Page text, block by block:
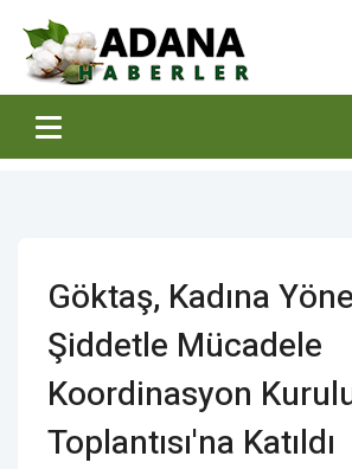
Göktaş, Kadına
Şiddetle Mücadele
Koordinasyon
Toplantısı'na Katıldı